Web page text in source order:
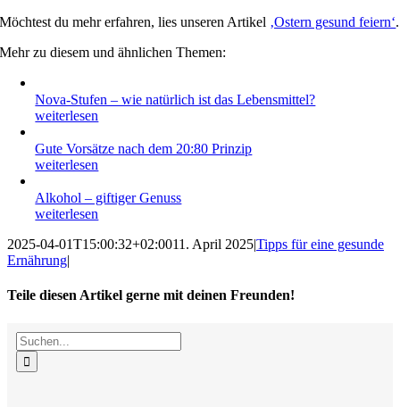
Möchtest du mehr erfahren, lies unseren Artikel ‚Ostern gesund feiern‘.
Mehr zu diesem und ähnlichen Themen:
Nova-Stufen – wie natürlich ist das Lebensmittel?
weiterlesen
Gute Vorsätze nach dem 20:80 Prinzip
weiterlesen
Alkohol – giftiger Genuss
weiterlesen
2025-04-01T15:00:32+02:0011. April 2025|Tipps für eine gesunde
Ernährung|
Teile diesen Artikel gerne mit deinen Freunden!
Facebook
XReddit
LinkedIn
WhatsApp
Tumblr
Pinterest
Vk
E-
Mail
Suche
nach: